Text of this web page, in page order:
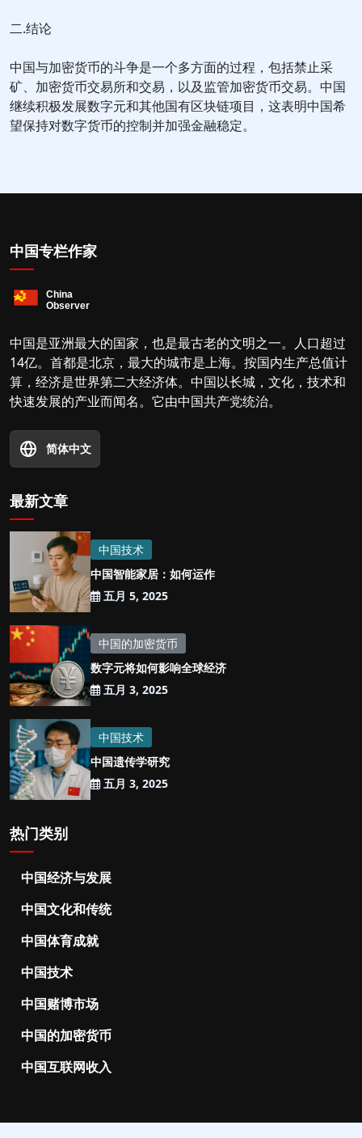
二.结论
中国与加密货币的斗争是一个多方面的过程，包括禁止采
矿、加密货币交易所和交易，以及监管加密货币交易。中国
继续积极发展数字元和其他国有区块链项目，这表明中国希
望保持对数字货币的控制并加强金融稳定。
中国专栏作家
中国是亚洲最大的国家，也是最古老的文明之一。人口超过
14亿。首都是北京，最大的城市是上海。按国内生产总值计
算，经济是世界第二大经济体。中国以长城，文化，技术和
快速发展的产业而闻名。它由中国共产党统治。
简体中文
最新文章
中国技术
中国智能家居：如何运作
五月 5, 2025
中国的加密货币
数字元将如何影响全球经济
五月 3, 2025
中国技术
中国遗传学研究
五月 3, 2025
热门类别
中国经济与发展
中国文化和传统
中国体育成就
中国技术
中国赌博市场
中国的加密货币
中国互联网收入